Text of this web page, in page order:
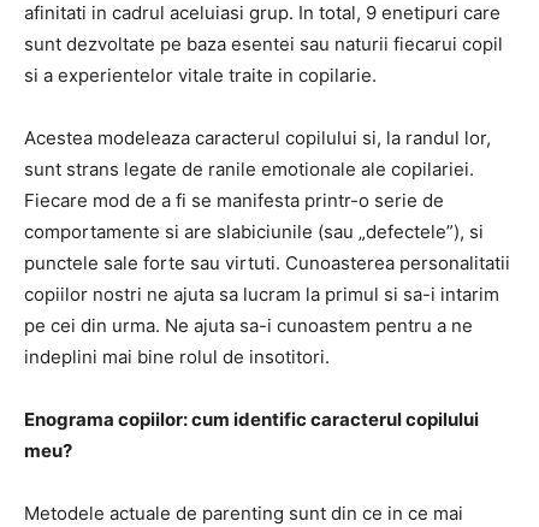
afinitati in cadrul aceluiasi grup. In total, 9 enetipuri care
sunt dezvoltate pe baza esentei sau naturii fiecarui copil
si a experientelor vitale traite in copilarie.
Acestea modeleaza caracterul copilului si, la randul lor,
sunt strans legate de ranile emotionale ale copilariei.
Fiecare mod de a fi se manifesta printr-o serie de
comportamente si are slabiciunile (sau „defectele”), si
punctele sale forte sau virtuti. Cunoasterea personalitatii
copiilor nostri ne ajuta sa lucram la primul si sa-i intarim
pe cei din urma. Ne ajuta sa-i cunoastem pentru a ne
indeplini mai bine rolul de insotitori.
Enograma copiilor: cum identific caracterul copilului
meu?
Metodele actuale de parenting sunt din ce in ce mai